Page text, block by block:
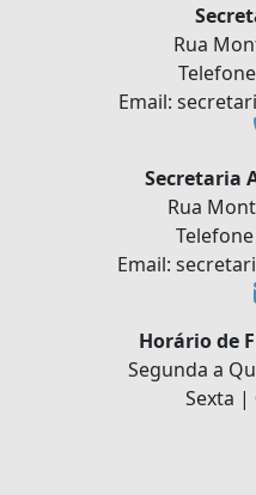
Rua
Email:
Secretaria
Rua
Email:
Horário de
Segunda a
Sexta |